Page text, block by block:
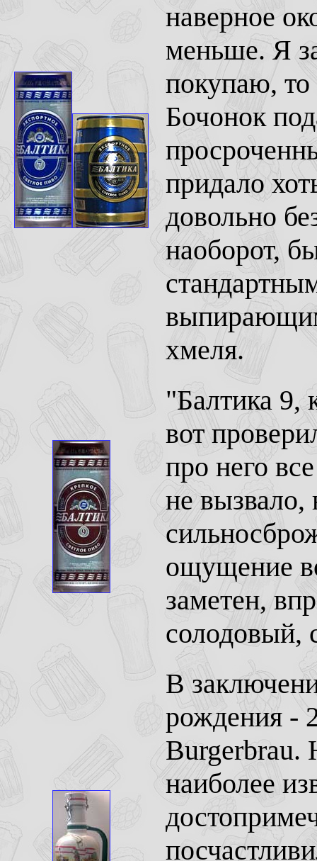
наверное
меньше. Я
покупаю,
Бочонок
придало
довольно
наоборот,
хмеля.
"Балтика 9,
вот
про него
не вызвало,
ощущение
заметен,
солодовый,
В
рождения -
Burgerbrau.
наиболее